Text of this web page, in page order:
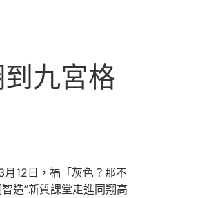
九宮格
12日，福「灰色？那不
造”新質課堂走進同翔高